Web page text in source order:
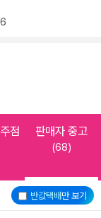
점 판매자 중고
(68)
반값택배만 보기